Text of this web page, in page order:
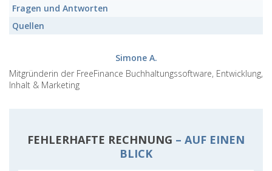
Fragen und Antworten
Quellen
Simone A.
Mitgründerin der FreeFinance Buchhaltungssoftware, Entwicklung,
Inhalt & Marketing
FEHLERHAFTE RECHNUNG – AUF EINEN
BLICK